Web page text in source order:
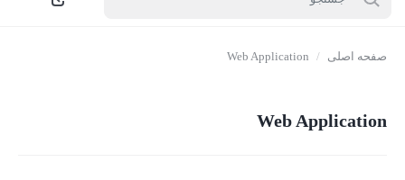
صفحه اصلی /
Web Application
Web Application